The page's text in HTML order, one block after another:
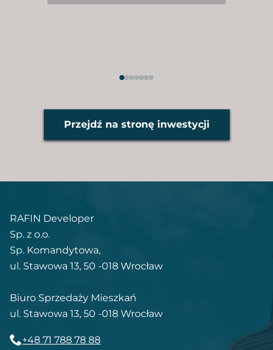
Przejdź na stronę inwestycji
RAFIN Developer
Sp. z o.o.
Sp. Komandytowa,
ul. Stawowa 13, 50 -018 Wrocław
Biuro Sprzedaży Mieszkań
ul. Stawowa 13, 50 -018 Wrocław
+48 71 788 78 88